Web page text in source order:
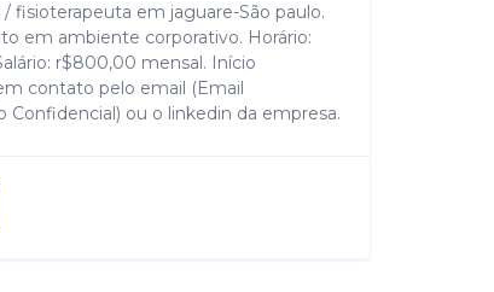
fisioterapeuta em jaguare-São paulo.
em ambiente corporativo. Horário:
r$800,00 mensal. Início
contato pelo email (Email
ou o linkedin da empresa.